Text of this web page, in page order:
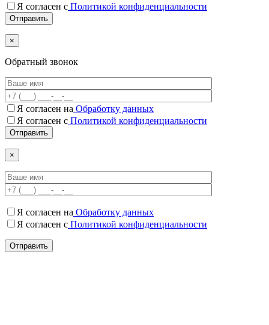
Я согласен с Политикой конфиденциальности
×
Обратный звонок
Я согласен на Обработку данных
Я согласен c Политикой конфиденциальности
×
Я согласен на Обработку данных
Я согласен c Политикой конфиденциальности